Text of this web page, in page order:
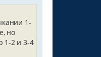
1-
но
1-2 и 3-4